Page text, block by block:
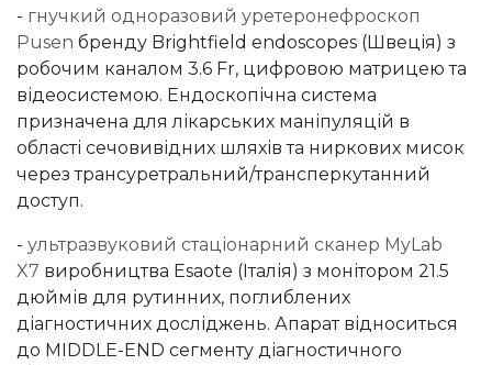
- гнучкий одноразовий уретеронефроскоп
Pusen бренду Brightfield endoscopes (Швеція) з
робочим каналом 3.6 Fr, цифровою матрицею та
відеосистемою. Ендоскопічна система
призначена для лікарських маніпуляцій в
області сечовивідних шляхів та ниркових мисок
через трансуретральний/трансперкутанний
доступ.
- ультразвуковий стаціонарний сканер MyLab
X7 виробництва Esaote (Італія) з монітором 21.5
дюймів для рутинних, поглиблених
діагностичних досліджень. Апарат відноситься
до MIDDLE-END сегменту діагностичного